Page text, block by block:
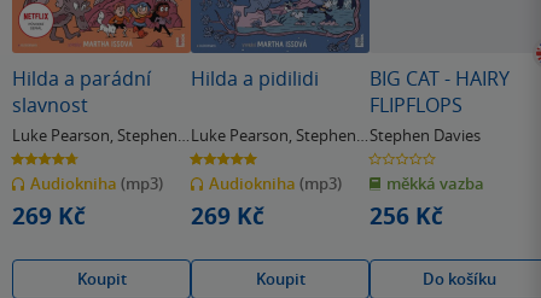
Hilda a parádní
slavnost
Luke Pearson, Stephen
Davies
4.7
z
5
hvězdiček
Audiokniha (mp3)
269 Kč
Koupit
Hilda a pidilidi
Luke Pearson, Stephen
Davies
5.0
z
5
hvězdiček
Audiokniha (mp3)
269 Kč
Koupit
BIG CAT - HAIRY
FLIPFLOPS
Stephen Davies
0.0
z
5
hvězdiček
měkká vazba
256 Kč
Do košíku